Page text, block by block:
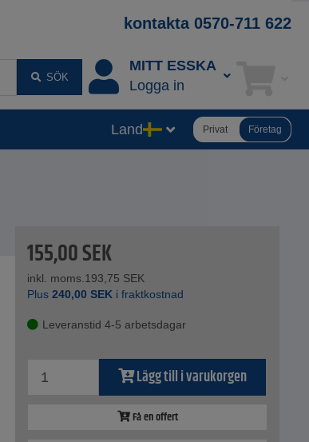
kontakta 0570-711 622
SÖK
MITT ESSKA
Logga in
Land Privat Företag
155,00SEK
inkl. moms. 193,75 SEK
Plus240,00 SEK i fraktkostnad
Leveranstid 4-5 arbetsdagar
Lägg till i varukorgen
Få en offert